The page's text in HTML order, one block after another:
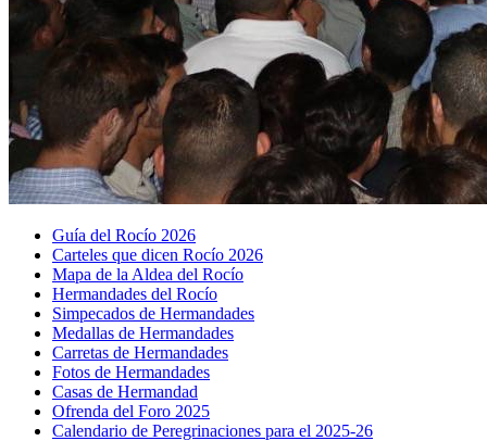
Guía del Rocío 2026
Carteles que dicen Rocío 2026
Mapa de la Aldea del Rocío
Hermandades del Rocío
Simpecados de Hermandades
Medallas de Hermandades
Carretas de Hermandades
Fotos de Hermandades
Casas de Hermandad
Ofrenda del Foro 2025
Calendario de Peregrinaciones para el 2025-26